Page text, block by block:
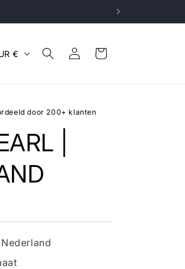
Nederland | EUR € Inloggen
Winkelwagen
door 200+ klanten
|